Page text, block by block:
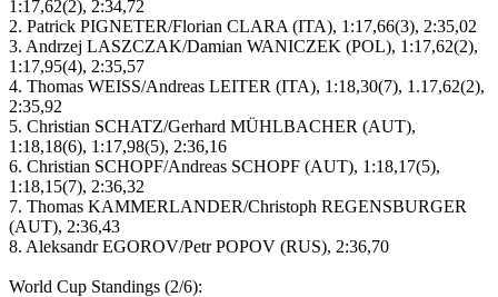
1:17,62(2), 2:34,72
2. Patrick PIGNETER/Florian CLARA (ITA), 1:17,66(3), 2:35,02
3. Andrzej LASZCZAK/Damian WANICZEK (POL), 1:17,62(2),
1:17,95(4), 2:35,57
4. Thomas WEISS/Andreas LEITER (ITA), 1:18,30(7), 1.17,62(2),
2:35,92
5. Christian SCHATZ/Gerhard MÜHLBACHER (AUT),
1:18,18(6), 1:17,98(5), 2:36,16
6. Christian SCHOPF/Andreas SCHOPF (AUT), 1:18,17(5),
1:18,15(7), 2:36,32
7. Thomas KAMMERLANDER/Christoph REGENSBURGER
(AUT), 2:36,43
8. Aleksandr EGOROV/Petr POPOV (RUS), 2:36,70
World Cup Standings (2/6):